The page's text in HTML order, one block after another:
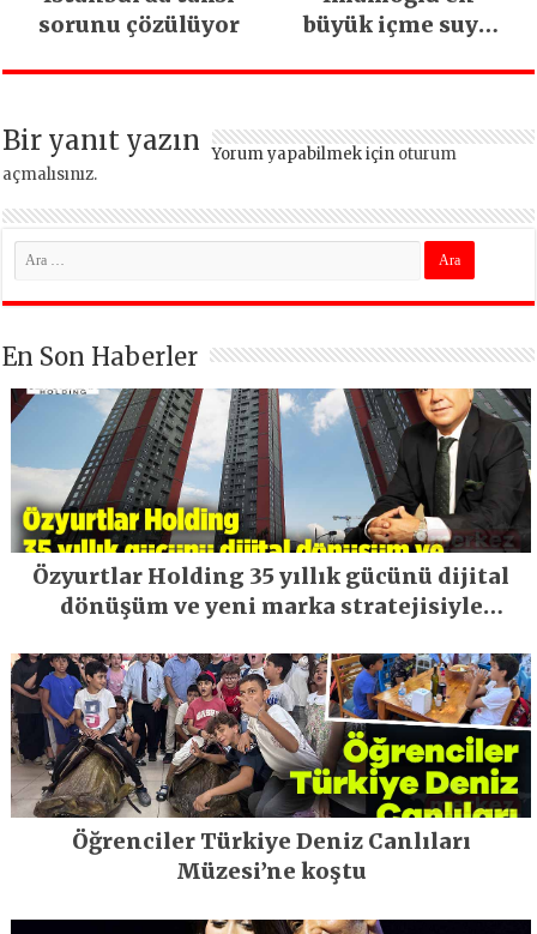
sorunu çözülüyor
büyük içme suyu
Bir yanıt yazın Yorum yapabilmek için oturum
açmalısınız.
En Son Haberler
Özyurtlar Holding 35 yıllık gücünü dijital
dönüşüm ve yeni marka stratejisiyle
Öğrenciler Türkiye Deniz Canlıları
Müzesi’ne koştu